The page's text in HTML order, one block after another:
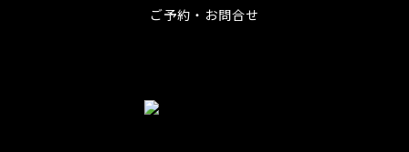
ご予約・お問合せ